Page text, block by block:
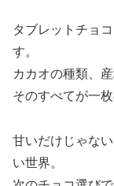
タブレットチョ
す。
カカオの種類、
そのすべてが一
甘いだけじゃな
い世界。